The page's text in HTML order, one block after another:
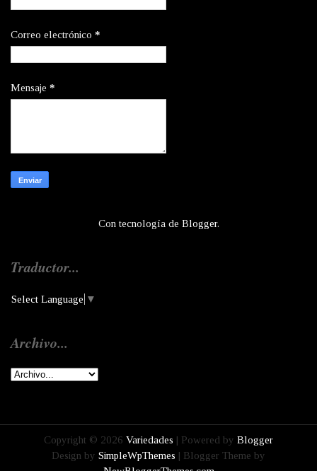
Correo electrónico *
Mensaje *
Con tecnología de Blogger.
Traductor...
Select Language ▼
Archivo...
Copyright © 2026 Variedades | Powered by Blogger
Design by SimpleWpThemes | Blogger Theme by